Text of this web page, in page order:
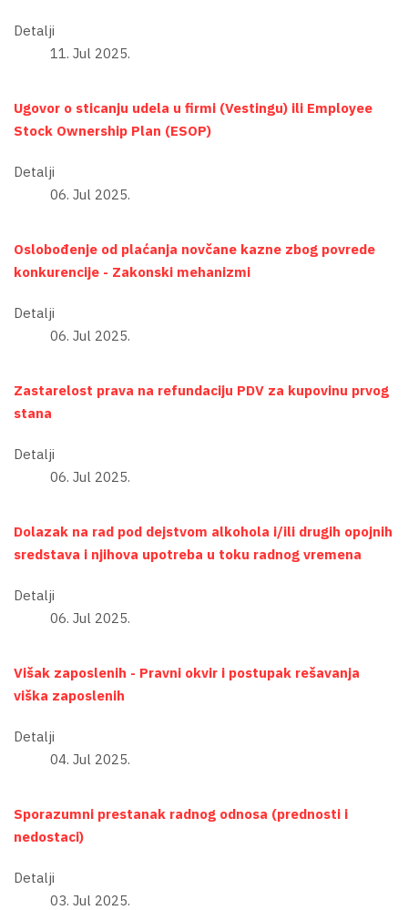
Detalji
11. Jul 2025.
Ugovor o sticanju udela u firmi (Vestingu) ili Employee
Stock Ownership Plan (ESOP)
Detalji
06. Jul 2025.
Oslobođenje od plaćanja novčane kazne zbog povrede
konkurencije - Zakonski mehanizmi
Detalji
06. Jul 2025.
Zastarelost prava na refundaciju PDV za kupovinu prvog
stana
Detalji
06. Jul 2025.
Dolazak na rad pod dejstvom alkohola i/ili drugih opojnih
sredstava i njihova upotreba u toku radnog vremena
Detalji
06. Jul 2025.
Višak zaposlenih - Pravni okvir i postupak rešavanja
viška zaposlenih
Detalji
04. Jul 2025.
Sporazumni prestanak radnog odnosa (prednosti i
nedostaci)
Detalji
03. Jul 2025.